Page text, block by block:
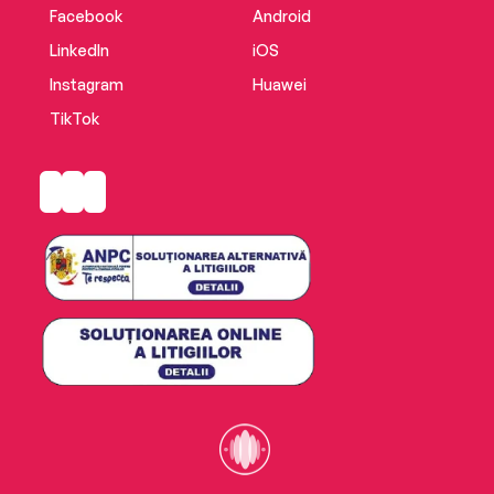
Facebook
LinkedIn
Instagram
TikTok
Android
iOS
Huawei